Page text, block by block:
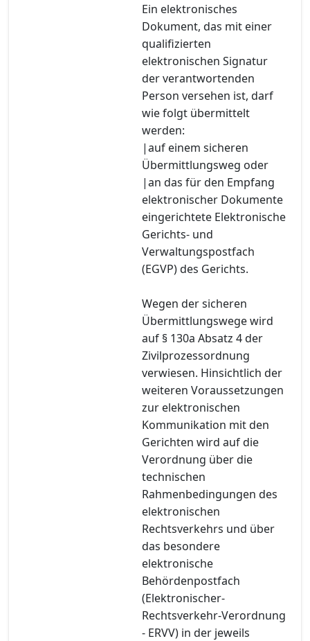
Ein elektronisches
Dokument, das mit einer
qualifizierten
elektronischen Signatur
der verantwortenden
Person versehen ist, darf
wie folgt übermittelt
werden:
|auf einem sicheren
Übermittlungsweg oder
|an das für den Empfang
elektronischer Dokumente
eingerichtete Elektronische
Gerichts- und
Verwaltungspostfach
(EGVP) des Gerichts.
Wegen der sicheren
Übermittlungswege wird
auf § 130a Absatz 4 der
Zivilprozessordnung
verwiesen. Hinsichtlich der
weiteren Voraussetzungen
zur elektronischen
Kommunikation mit den
Gerichten wird auf die
Verordnung über die
technischen
Rahmenbedingungen des
elektronischen
Rechtsverkehrs und über
das besondere
elektronische
Behördenpostfach
(Elektronischer-
Rechtsverkehr-Verordnung
- ERVV) in der jeweils